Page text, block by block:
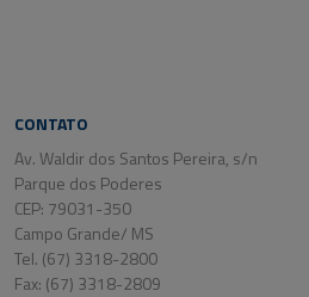
CONTATO
Av. Waldir dos Santos Pereira, s/n
Parque dos Poderes
CEP: 79031-350
Campo Grande/ MS
Tel. (67) 3318-2800
Fax: (67) 3318-2809